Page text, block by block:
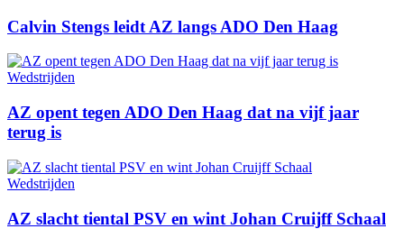
Calvin Stengs leidt AZ langs ADO Den Haag
Wedstrijden
AZ opent tegen ADO Den Haag dat na vijf jaar
terug is
Wedstrijden
AZ slacht tiental PSV en wint Johan Cruijff Schaal